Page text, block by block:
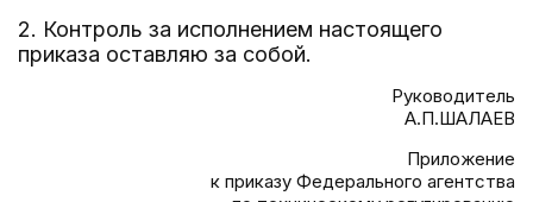
2. Контроль за исполнением настоящего
приказа оставляю за собой.
Руководитель
А.П.ШАЛАЕВ
Приложение
к приказу Федерального агентства